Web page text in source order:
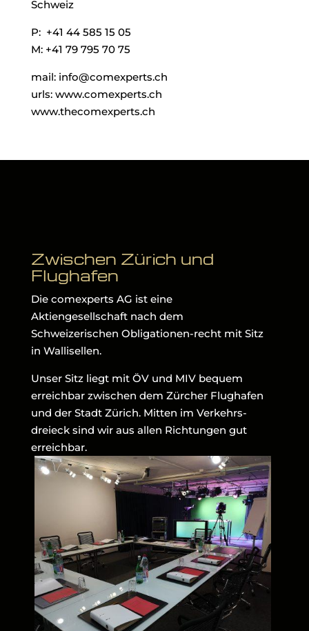
Schweiz
P: +41 44 585 15 05
M: +41 79 795 70 75
mail: info@comexperts.ch
urls: www.comexperts.ch
www.thecomexperts.ch
Zwischen Zürich und
Flughafen
Die comexperts AG ist eine
Aktiengesellschaft nach dem
Schweizerischen Obligationen-recht mit Sitz
in Wallisellen.
Unser Sitz liegt mit ÖV und MIV bequem
erreichbar zwischen dem Zürcher Flughafen
und der Stadt Zürich. Mitten im Verkehrs-
dreieck sind wir aus allen Richtungen gut
erreichbar.